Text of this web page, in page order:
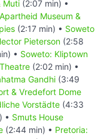
Muti (2:07 min) •
Apartheid Museum &
(2:17 min) • Soweto
Pieterson (2:58
• Soweto: Kliptown
(2:02 min) •
Gandhi (3:49
& Vredefort Dome
Vorstädte (4:33
• Smuts House
(2:44 min) • Pretoria: